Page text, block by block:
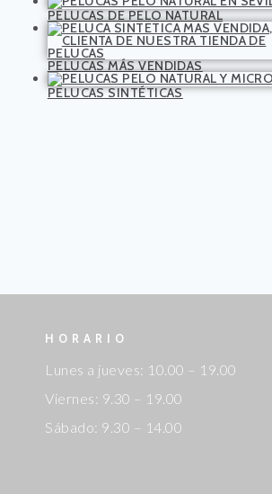
PELUCAS DE PELO NATURAL
PELUCAS MÁS VENDIDAS
PELUCAS SINTÉTICAS
HORARIO
Lunes a jueves: 10.00 – 19.00
Viernes: 9.30 – 19.00
Sábado: 9.30 – 14.00